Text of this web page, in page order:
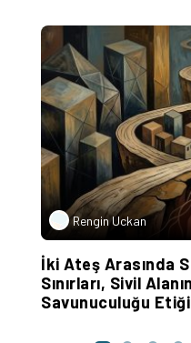
Rengin Uckan
İki Ateş Arasında
Sınırları, Sivil
Savunuculuğu Etiği